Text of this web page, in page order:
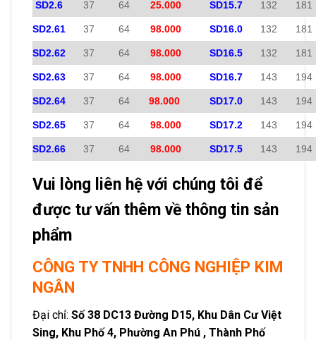
SD2.6 37 64 25.000 SD15.7 132 181
SD2.61 37 64 98.000 SD16.0 132 181
SD2.62 37 64 98.000 SD16.5 132 181
SD2.63 37 64 98.000 SD16.7 143 194
SD2.64 37 64 98.000 SD17.0 143 194
SD2.65 37 64 98.000 SD17.2 143 194
SD2.66 37 64 98.000 SD17.5 143 194
Vui lòng liên hệ với chúng tôi để
được tư vấn thêm về thông tin sản
phẩm
CÔNG TY TNHH CÔNG NGHIỆP KIM
NGÂN
Đại chỉ: Số 38 DC13 Đường D15, Khu Dân Cư Việt
Sing, Khu Phố 4, Phường An Phú , Thành Phố